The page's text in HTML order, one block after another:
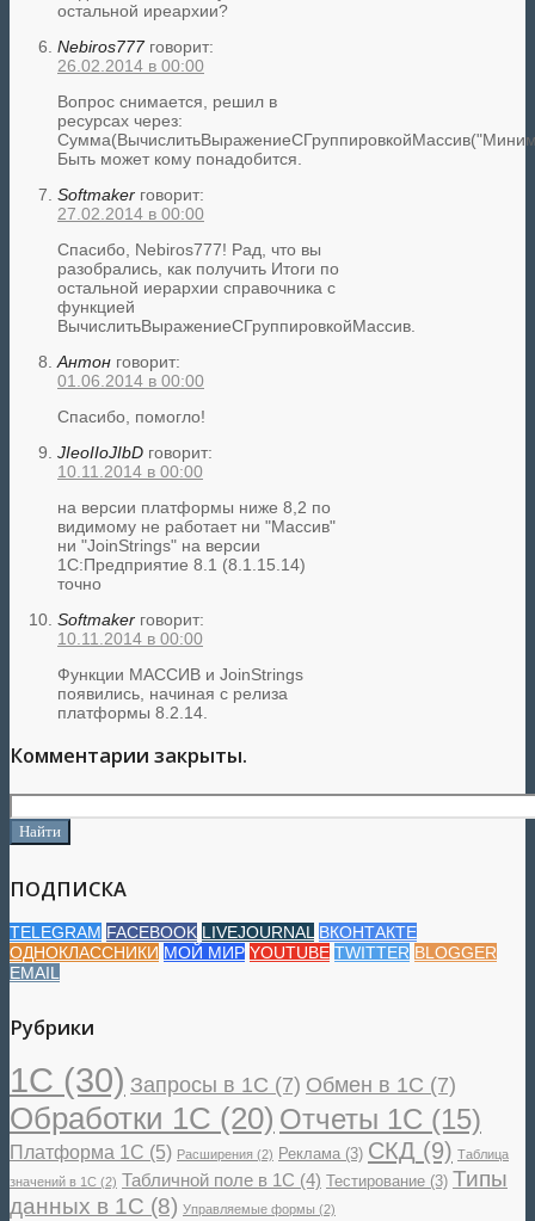
остальной иреархии?
Nebiros777 говорит:
26.02.2014 в 00:00
Вопрос снимается, решил в
ресурсах через:
Быть может кому понадобится.
Softmaker говорит:
27.02.2014 в 00:00
Спасибо, Nebiros777! Рад, что вы
разобрались, как получить Итоги по
остальной иерархии справочника с
функцией
ВычислитьВыражениеСГруппировкойМассив.
Антон говорит:
01.06.2014 в 00:00
Спасибо, помогло!
JIeoIIoJIbD говорит:
10.11.2014 в 00:00
на версии платформы ниже 8,2 по
видимому не работает ни "Массив"
ни "JoinStrings" на версии
1С:Предприятие 8.1 (8.1.15.14)
точно
Softmaker говорит:
10.11.2014 в 00:00
Функции МАССИВ и JoinStrings
появились, начиная с релиза
платформы 8.2.14.
Комментарии закрыты.
ПОДПИСКА
TELEGRAM FACEBOOK LIVEJOURNAL ВКОНТАКТЕ
ОДНОКЛАССНИКИ МОЙ МИР YOUTUBE TWITTER BLOGGER
EMAIL
Рубрики
1С (30) Запросы в 1С (7) Обмен в 1С (7)
Обработки 1С (20) Отчеты 1С (15)
Платформа 1С (5) Расширения (2) Реклама (3) СКД (9) Таблица
значений в 1С (2) Табличной поле в 1С (4) Тестирование (3) Типы
данных в 1С (8) Управляемые формы (2)